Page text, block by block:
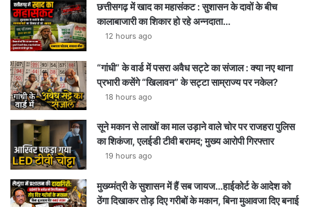
छत्तीसगढ़ में खाद का महासंकट : सुशासन के दावों के बीच
कालाबाजारी का शिकार हो रहे अन्नदाता…
12 hours ago
“गांधी” के वार्ड में पसरा अवैध सट्टे का संजाल : क्या नए थाना
प्रभारी कसेंगे “खिलावन” के सट्टा साम्राज्य पर नकेल?
18 hours ago
सूने मकान से लाखों का माल उड़ाने वाले चोर पर राजहरा पुलिस
का शिकंजा, एलईडी टीवी बरामद; मुख्य आरोपी गिरफ्तार
19 hours ago
मुख्य्मंत्री के सुशासन में हैं सब जायज…हाईकोर्ट के आदेश को
ठेंगा दिखाकर तोड़ दिए गरीबों के मकान, बिना मुआवजा दिए बनाई